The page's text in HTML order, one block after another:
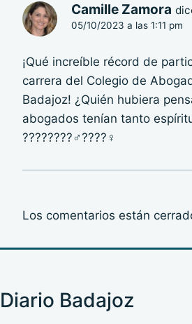
Camille Zamora
05/10/2023 a las 1:11 pm
¡Qué increíble récord de
carrera del Colegio de
Badajoz! ¿Quién hubiera
abogados tenían tanto
????????‍♂️????‍♀️
Los comentarios están
Diario Badajoz